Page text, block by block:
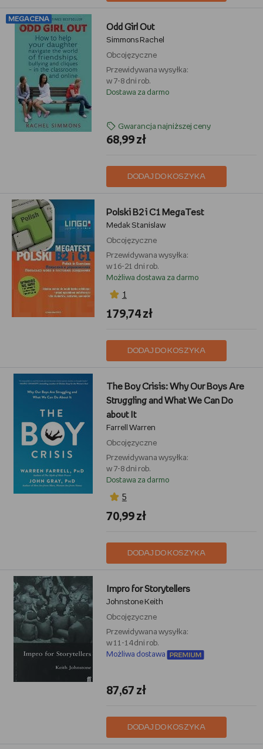
MEGACENA
Odd Girl Out
Simmons Rachel
Obcojęzyczne
Przewidywana wysyłka:
w 7-8 dni rob.
Dostawa za darmo
Gwarancja najniższej ceny
68,99 zł
DODAJ DO KOSZYKA
Polski B2 i C1 MegaTest
Medak Stanislaw
Obcojęzyczne
Przewidywana wysyłka:
w 16-21 dni rob.
Możliwa dostawa za darmo
1
179,74 zł
DODAJ DO KOSZYKA
The Boy Crisis: Why Our Boys Are
Struggling and What We Can Do
about It
Farrell Warren
Obcojęzyczne
Przewidywana wysyłka:
w 7-8 dni rob.
Dostawa za darmo
5
70,99 zł
DODAJ DO KOSZYKA
Impro for Storytellers
Johnstone Keith
Obcojęzyczne
Przewidywana wysyłka:
w 11-14 dni rob.
Możliwa dostawa
87,67 zł
DODAJ DO KOSZYKA